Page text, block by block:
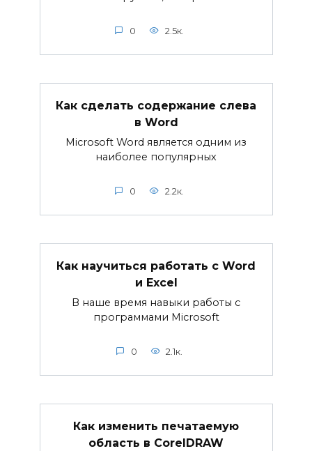
0 2.5к.
Как сделать содержание слева
в Word
Microsoft Word является одним из
наиболее популярных
0 2.2к.
Как научиться работать с Word
и Excel
В наше время навыки работы с
программами Microsoft
0 2.1к.
Как изменить печатаемую
область в CorelDRAW